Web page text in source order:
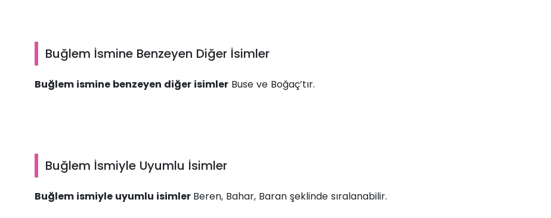
Buğlem İsmine Benzeyen Diğer İsimler
Buğlem ismine benzeyen diğer isimler Buse ve Boğaç’tır.
Buğlem İsmiyle Uyumlu İsimler
Buğlem ismiyle uyumlu isimler Beren, Bahar, Baran şeklinde sıralanabilir.